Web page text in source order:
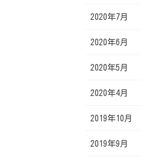
2020年7月
2020年6月
2020年5月
2020年4月
2019年10月
2019年9月